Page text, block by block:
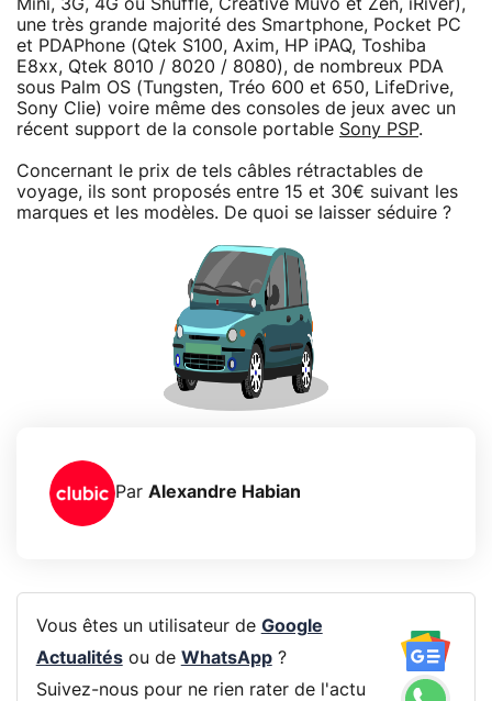
Mini, 3G, 4G ou Shuffle, Creative Muvo et Zen, iRiver),
une très grande majorité des Smartphone, Pocket PC
et PDAPhone (Qtek S100, Axim, HP iPAQ, Toshiba
E8xx, Qtek 8010 / 8020 / 8080), de nombreux PDA
sous Palm OS (Tungsten, Tréo 600 et 650, LifeDrive,
Sony Clie) voire même des consoles de jeux avec un
récent support de la console portable Sony PSP.
Concernant le prix de tels câbles rétractables de
voyage, ils sont proposés entre 15 et 30€ suivant les
marques et les modèles. De quoi se laisser séduire ?
Par Alexandre Habian
Vous êtes un utilisateur de Google
Actualitésou de WhatsApp?
Suivez-nous pour ne rien rater de l'actu